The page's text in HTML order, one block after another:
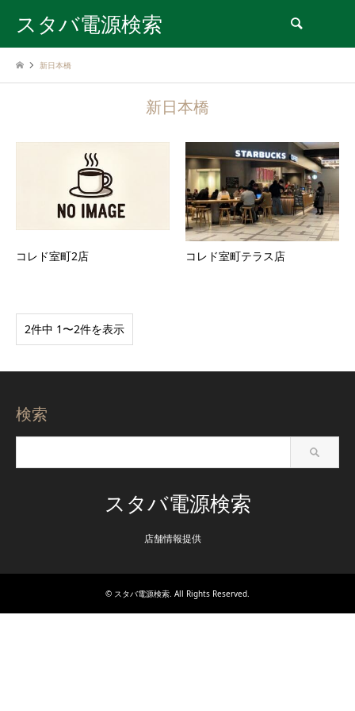
スタバ電源検索
新日本橋
新日本橋
コレド室町2店 コレド室町テラス店
2件中 1〜2件を表示
検索
スタバ電源検索
店舗情報提供
© スタバ電源検索 . All Rights Reserved.